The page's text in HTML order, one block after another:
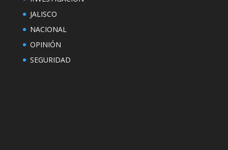
JALISCO
NACIONAL
OPINIÓN
SEGURIDAD